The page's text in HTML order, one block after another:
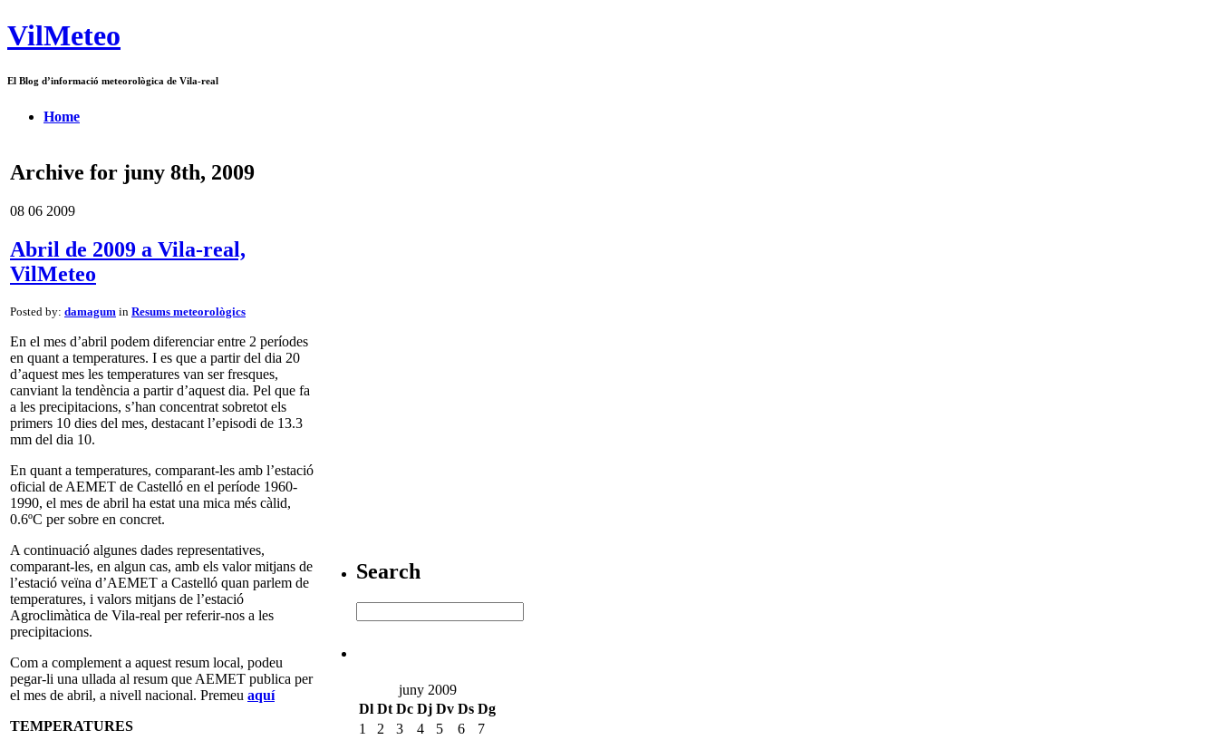
VilMeteo
El Blog d’informació meteorològica de Vila-real
Home
Archive for juny 8th, 2009
08 06 2009
Abril de 2009 a Vila-real,
VilMeteo
Posted by: damagum in Resums meteorològics
En el mes d’abril podem diferenciar entre 2 períodes
en quant a temperatures. I es que a partir del dia 20
d’aquest mes les temperatures van ser fresques,
canviant la tendència a partir d’aquest dia. Pel que fa
a les precipitacions, s’han concentrat sobretot els
primers 10 dies del mes, destacant l’episodi de 13.3
mm del dia 10.
En quant a temperatures, comparant-les amb l’estació
oficial de AEMET de Castelló en el període 1960-
1990, el mes de abril ha estat una mica més càlid,
0.6ºC per sobre en concret.
A continuació algunes dades representatives,
comparant-les, en algun cas, amb els valor mitjans de
l’estació veïna d’AEMET a Castelló quan parlem de
temperatures, i valors mitjans de l’estació
Agroclimàtica de Vila-real per referir-nos a les
precipitacions.
Com a complement a aquest resum local, podeu
pegar-li una ullada al resum que AEMET publica per
el mes de abril, a nivell nacional. Premeu aquí
TEMPERATURES
Search
juny 2009
Dl Dt Dc Dj Dv Ds Dg
1
2 3 4 5 6
7